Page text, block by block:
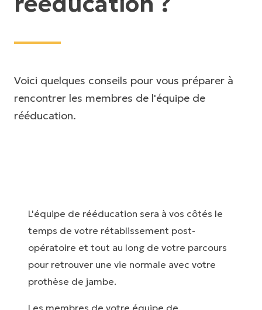
Voici quelques conseils pour vous préparer à
rencontrer les membres de l'équipe de
rééducation.
L'équipe de rééducation sera à vos côtés le
temps de votre rétablissement post-
opératoire et tout au long de votre parcours
pour retrouver une vie normale avec votre
prothèse de jambe.
Les membres de votre équipe de